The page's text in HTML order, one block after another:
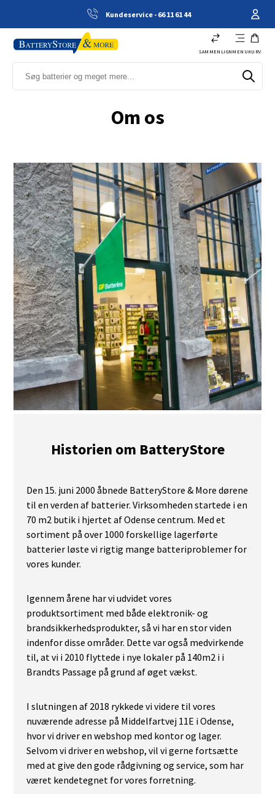
Kundeservice - 66 11 61 44
SAMMENLIGN MENU KURV
Om os
Historien om BatteryStore
Den 15. juni 2000 åbnede BatteryStore & More dørene
til en verden af batterier. Virksomheden startede i en
70 m2 butik i hjertet af Odense centrum. Med et
sortiment på over 1000 forskellige lagerførte
batterier løste vi rigtig mange batteriproblemer for
vores kunder.
Igennem årene har vi udvidet vores
produktsortiment med både elektronik- og
brandsikkerhedsprodukter, så vi har en stor viden
indenfor disse områder. Dette var også medvirkende
til, at vi i 2010 flyttede i nye lokaler på 140m2 i i
Brandts Passage på grund af øget vækst.
I slutningen af 2018 rykkede vi videre til vores
nuværende adresse på Middelfartvej 11E i Odense,
hvor vi driver en webshop med kontor og lager.
Selvom vi driver en webshop, vil vi gerne fortsætte
med at give den gode rådgivning og service, som har
været kendetegnet for vores forretning.